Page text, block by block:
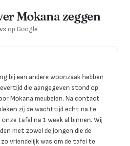
Mokana zeggen
op Google
bij een andere woonzaak hebben
die aangegeven stond op
Mokana meubelen. Na contact
zij de wachttijd echt na te
tafel na 1 week al binnen. Wij
met zowel de jongen die de
vriendelijk was om de tafel te